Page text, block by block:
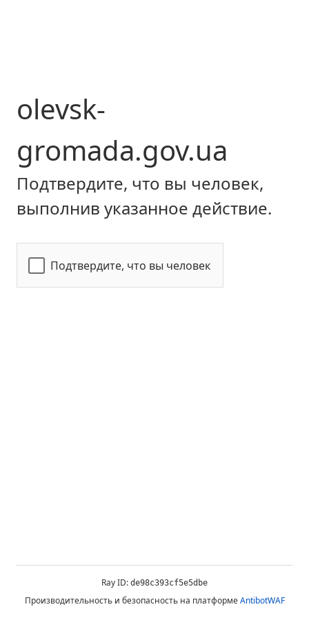
olevsk-
gromada.gov.ua
Подтвердите, что вы человек,
выполнив указанное действие.
Подтвердите, что вы человек
Ray ID: de98c393cf5e5dbe
Производительность и безопасность на платформеAntibotWAF